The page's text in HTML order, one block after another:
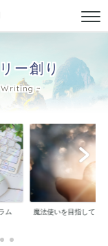
ー創り
~
ム 魔法使いを目指して